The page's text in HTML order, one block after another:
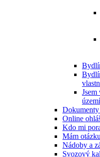
Jsem
Dokumenty
Online
Kdo mi
Mám otázku
Nádoby a
Svozový